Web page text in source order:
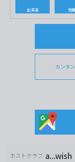
出来高 短
カンタ
ホストクラブ a...wish